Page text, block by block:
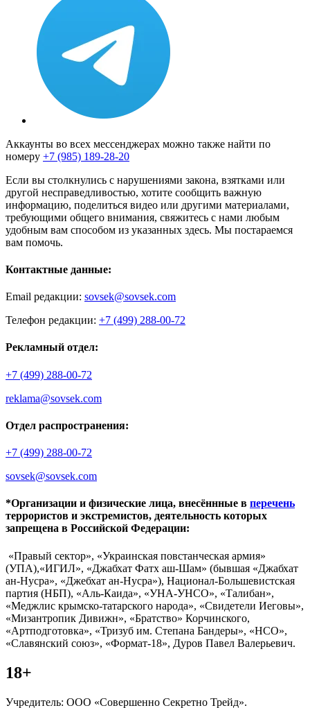
Аккаунты во всех мессенджерах можно также найти по
номеру +7 (985) 189-28-20
Если вы столкнулись с нарушениями закона, взятками или
другой несправедливостью, хотите сообщить важную
информацию, поделиться видео или другими материалами,
требующими общего внимания, свяжитесь с нами любым
удобным вам способом из указанных здесь. Мы постараемся
вам помочь.
Контактные данные:
Email редакции: sovsek@sovsek.com
Телефон редакции: +7 (499) 288-00-72
Рекламный отдел:
+7 (499) 288-00-72
reklama@sovsek.com
Отдел распространения:
+7 (499) 288-00-72
sovsek@sovsek.com
*Организации и физические лица, внесённные в перечень
террористов и экстремистов, деятельность которых
запрещена в Российской Федерации:
«Правый сектор», «Украинская повстанческая армия»
(УПА),«ИГИЛ», «Джабхат Фатх аш-Шам» (бывшая «Джабхат
ан-Нусра», «Джебхат ан-Нусра»), Национал-Большевистская
партия (НБП), «Аль-Каида», «УНА-УНСО», «Талибан»,
«Меджлис крымско-татарского народа», «Свидетели Иеговы»,
«Мизантропик Дивижн», «Братство» Корчинского,
«Артподготовка», «Тризуб им. Степана Бандеры», «НСО»,
«Славянский союз», «Формат-18», Дуров Павел Валерьевич.
18+
Учредитель: ООО «Совершенно Секретно Трейд».